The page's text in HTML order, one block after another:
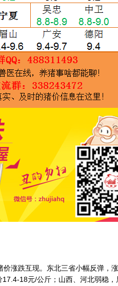
涨跌互现。东北三省小幅反弹，
18元/公斤；山西、河北弱稳